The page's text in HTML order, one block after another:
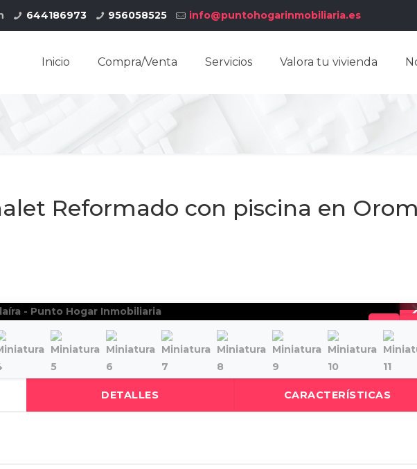
644186973 956058525 info@puntohogarinmobiliaria.es
Inicio Compra/Venta Servicios Valora tu vivienda
Reformado con piscina en
DETALLES CARACTERÍSTICAS